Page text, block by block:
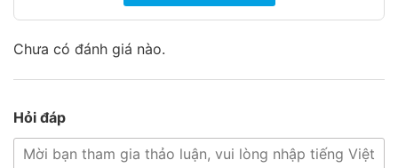
Chưa có đánh giá nào.
Hỏi đáp